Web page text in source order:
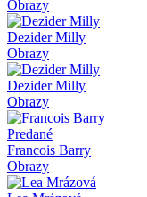
Obrazy
Dezider Milly
Obrazy
Dezider Milly
Obrazy
Predané
Francois Barry
Obrazy